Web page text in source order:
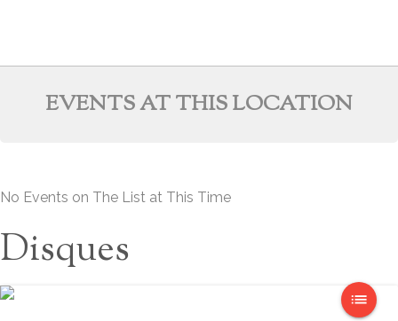
EVENTS AT THIS LOCATION
No Events on The List at This Time
Disques
list